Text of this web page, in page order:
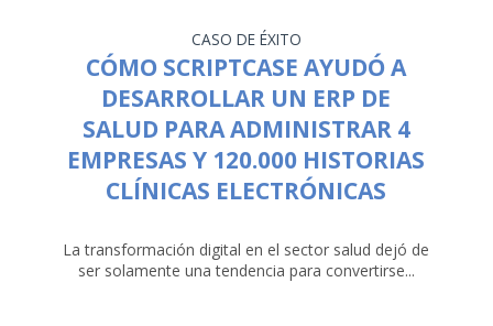
CASO DE ÉXITO
CÓMO SCRIPTCASE AYUDÓ A
DESARROLLAR UN ERP DE
SALUD PARA ADMINISTRAR 4
EMPRESAS Y 120.000 HISTORIAS
CLÍNICAS ELECTRÓNICAS
La transformación digital en el sector salud dejó de
ser solamente una tendencia para convertirse...